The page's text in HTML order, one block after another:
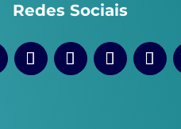
Redes Sociais